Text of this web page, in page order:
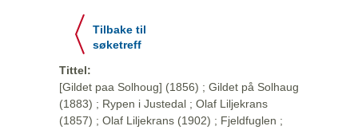
Tilbake til
søketreff
Tittel:
[Gildet paa Solhoug] (1856) ; Gildet på Solhaug
(1883) ; Rypen i Justedal ; Olaf Liljekrans
(1857) ; Olaf Liljekrans (1902) ; Fjeldfuglen ;